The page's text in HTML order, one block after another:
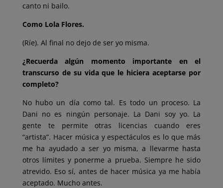
canto ni bailo.
Como Lola Flores.
(Ríe). Al final no dejo de ser yo misma.
¿Recuerda algún momento importante en el
transcurso de su vida que le hiciera aceptarse por
completo?
No hubo un día como tal. Es todo un proceso. La
Dani no es ningún personaje. La Dani soy yo. La
gente te permite otras licencias cuando eres
“artista”. Hacer música y espectáculos es lo que más
me ha ayudado a ser yo misma, a llevarme hasta
otros límites y ponerme a prueba. Siempre he sido
atrevido. Eso sí, antes de hacer música ya me había
aceptado. Mucho antes.